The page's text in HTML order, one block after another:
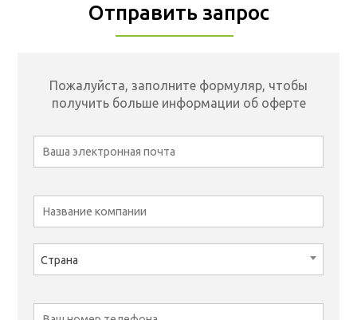
Отправить запрос
Пожалуйста, заполните формуляр, чтобы
получить больше информации об оферте
Страна